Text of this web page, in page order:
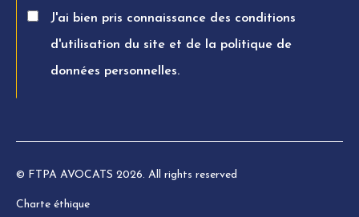
J'ai bien pris connaissance des conditions
d'utilisation du site et de la politique de
données personnelles.
© FTPA AVOCATS 2026. All rights reserved
Charte éthique